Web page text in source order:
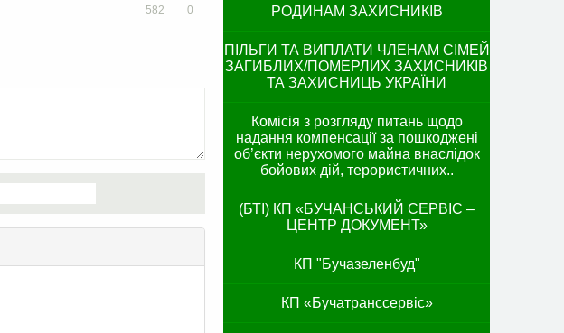
0
582 РОДИНАМ ЗАХИСНИКІВ
ПІЛЬГИ ТА ВИПЛАТИ ЧЛЕНАМ СІМЕЙ
ЗАГИБЛИХ/ПОМЕРЛИХ ЗАХИСНИКІВ
ТА ЗАХИСНИЦЬ УКРАЇНИ
Комісія з розгляду питань щодо
надання компенсації за пошкоджені
об’єкти нерухомого майна внаслідок
бойових дій, терористичних..
(БТІ) КП «БУЧАНСЬКИЙ СЕРВІС –
ЦЕНТР ДОКУМЕНТ»
КП "Бучазеленбуд"
КП «Бучатранссервіс»